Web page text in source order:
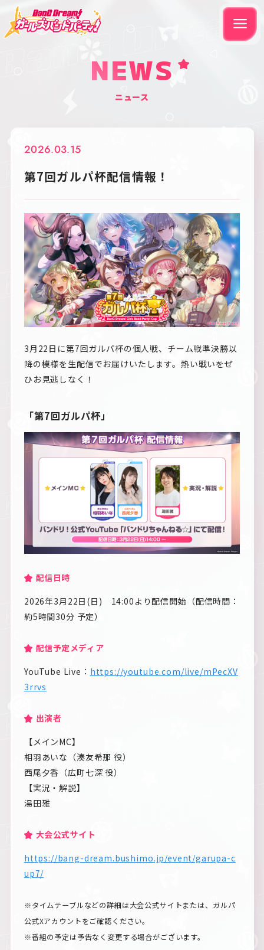
NEWS
ニュース
2026.03.15
第7回ガルパ杯配信情報！
3月22日に第7回ガルパ杯の個人戦、チーム戦準決勝以
降の模様を生配信でお届けいたします。熱い戦いをぜ
ひお見逃しなく！
「第7回ガルパ杯」
配信日時
2026年3月22日(日) 14:00より配信開始（配信時間：
約5時間30分 予定）
配信予定メディア
YouTube Live： https://youtube.com/live/mPecXV
3rrvs
出演者
【メインMC】
相羽あいな（湊友希那 役）
西尾夕香（広町七深 役）
【実況・解説】
湯田雅
大会公式サイト
https://bang-dream.bushimo.jp/event/garupa-c
up7/
※タイムテーブルなどの詳細は大会公式サイトまたは、ガルパ
公式Xアカウントをご確認ください。
※番組の予定は予告なく変更する場合がございます。